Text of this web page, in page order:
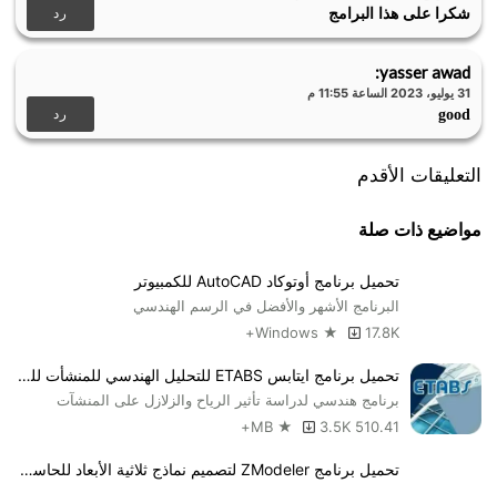
يسمح لك البرنامج والاستفادة قدر الإمكان من موارد حاسوبك.
إليها في النحت.
حمل مفتاح ALT والفأر يسمح لك بتدوير الكرة.
يمكنك من خلال أزرار الماوس اليمنى واليسرى تحريك الكاميرا
يمكنك سحب الطين لتشكيل الأشكال، أو يمكنك النحت في الداخل.
يمكنكم عكسهم.
Windows 8 / Windows 8 64 / Windows 10 / Windows 10
شكرا على هذا البرامج رد
yasser awad
:
31 يوليو، 2023 الساعة 11:55 م
good رد
التعليقات الأقدم
مواضيع ذات صلة
تحميل برنامج أوتوكاد AutoCAD للكمبيوتر
البرنامج الأشهر والأفضل في الرسم الهندسي
Windows ★
17.8K+
تحميل برنامج ايتابس ETABS للتحليل الهندسي للمنشأت للكمبيوتر برابط مباشر
برنامج هندسي لدراسة تأثير الرياح والزلازل على المنشآت
510.41 MB ★
3.5K+
تحميل برنامج ZModeler لتصميم نماذج ثلاثية الأبعاد للحاسوب